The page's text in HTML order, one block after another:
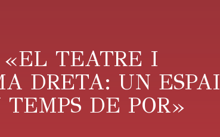
«EL TEATRE I
DRETA: UN ESPAI
DE POR»